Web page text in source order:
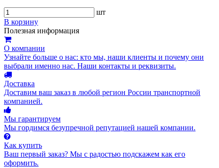
шт
В корзину
Полезная информация
О компании
Узнайте больше о нас: кто мы, наши клиенты и почему они
выбрали именно нас. Наши контакты и реквизиты.
Доставка
Доставим ваш заказ в любой регион России транспортной
компанией.
Мы гарантируем
Мы гордимся безупречной репутацией нашей компании.
Как купить
Ваш первый заказ? Мы с радостью подскажем как его
оформить.